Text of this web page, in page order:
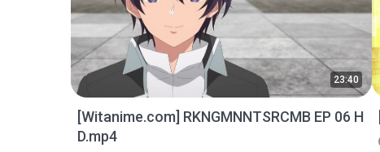
23:40
[Witanime.com] RKNGMNNTSRCMB EP 06 H
D.mp4